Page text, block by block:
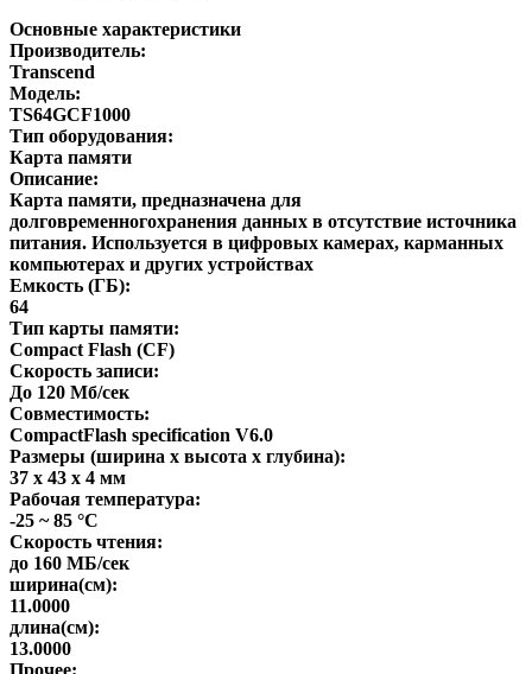
Основные характеристики
Производитель:
Transcend
Модель:
TS64GCF1000
Тип оборудования:
Карта памяти
Описание:
Карта памяти, предназначена для
долговременногохранения данных в отсутствие источника
питания. Используется в цифровых камерах, карманных
компьютерах и других устройствах
Емкость (ГБ):
64
Тип карты памяти:
Compact Flash (CF)
Скорость записи:
До 120 Мб/сек
Совместимость:
CompactFlash specification V6.0
Размеры (ширина x высота x глубина):
37 x 43 x 4 мм
Рабочая температура:
-25 ~ 85 °C
Скорость чтения:
до 160 МБ/сек
ширина(см):
11.0000
длина(см):
13.0000
Прочее: